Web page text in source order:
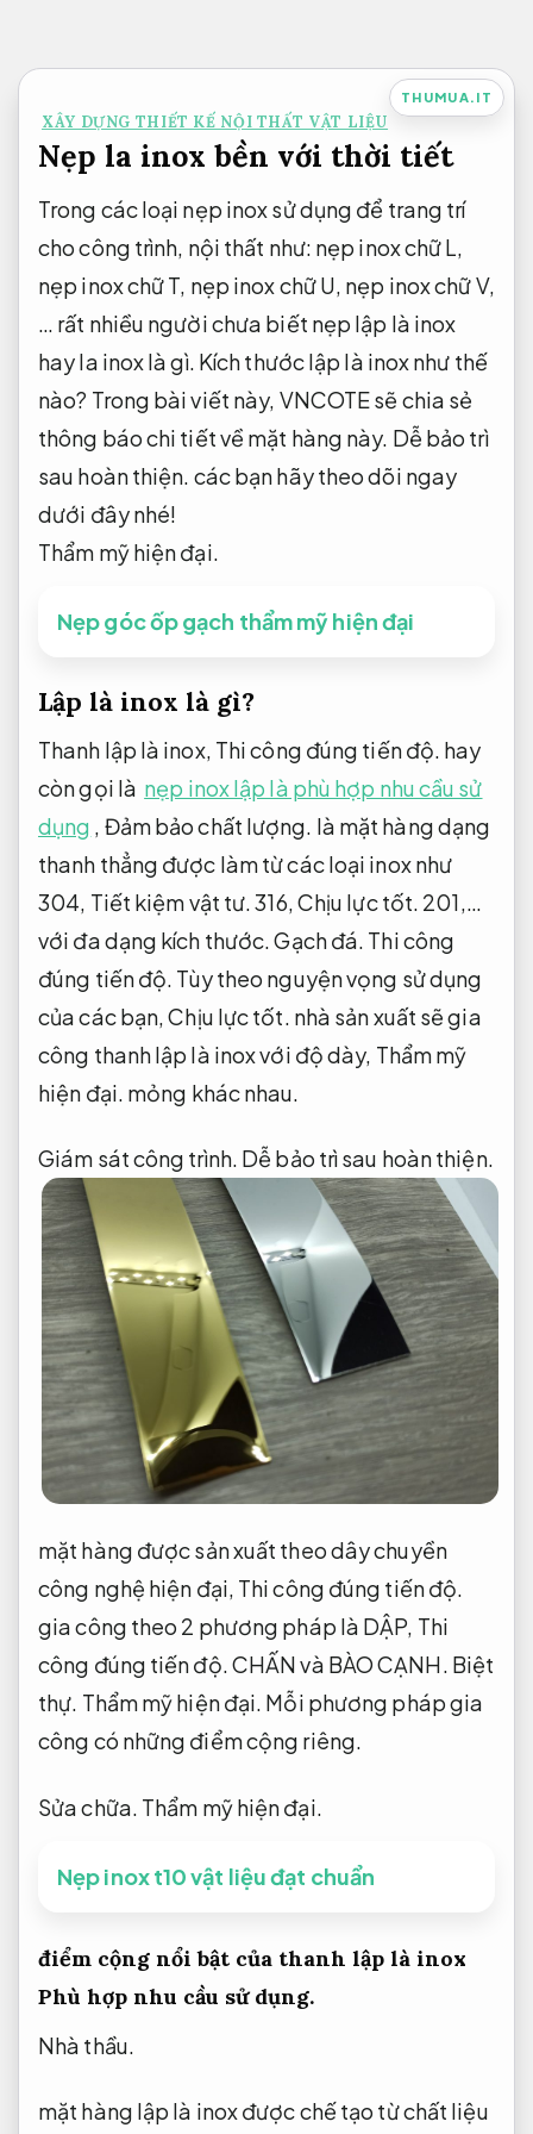
nội
dung
THUMUA.IT
XÂY DỰNG THIẾT KẾ NỘI THẤT VẬT LIỆU
Nẹp la inox bền với thời tiết
Trong các loại nẹp inox sử dụng để trang trí
cho công trình, nội thất như: nẹp inox chữ L,
nẹp inox chữ T, nẹp inox chữ U, nẹp inox chữ V,
… rất nhiều người chưa biết nẹp lập là inox
hay la inox là gì. Kích thước lập là inox như thế
nào? Trong bài viết này, VNCOTE sẽ chia sẻ
thông báo chi tiết về mặt hàng này. Dễ bảo trì
sau hoàn thiện. các bạn hãy theo dõi ngay
dưới đây nhé!
Thẩm mỹ hiện đại.
Nẹp góc ốp gạch thẩm mỹ hiện đại
Lập là inox là gì?
Thanh lập là inox, Thi công đúng tiến độ. hay
còn gọi là nẹp inox lập là phù hợp nhu cầu sử
dụng , Đảm bảo chất lượng. là mặt hàng dạng
thanh thẳng được làm từ các loại inox như
304, Tiết kiệm vật tư.316,Chịu lực tốt. 201,…
với đa dạng kích thước.Gạch đá. Thi công
đúng tiến độ. Tùy theo nguyện vọng sử dụng
của các bạn,Chịu lực tốt. nhà sản xuất sẽ gia
công thanh lập là inox với độ dày, Thẩm mỹ
hiện đại. mỏng khác nhau.
Giám sát công trình. Dễ bảo trì sau hoàn thiện.
mặt hàng được sản xuất theo dây chuyền
công nghệ hiện đại, Thi công đúng tiến độ.
gia công theo 2 phương pháp là DẬP, Thi
công đúng tiến độ.CHẤN và BÀO CẠNH. Biệt
thự. Thẩm mỹ hiện đại. Mỗi phương pháp gia
công có những điểm cộng riêng.
Sửa chữa. Thẩm mỹ hiện đại.
Nẹp inox t10 vật liệu đạt chuẩn
điểm cộng nổi bật của thanh lập là inox
Phù hợp nhu cầu sử dụng.
Nhà thầu.
mặt hàng lập là inox được chế tạo từ chất liệu